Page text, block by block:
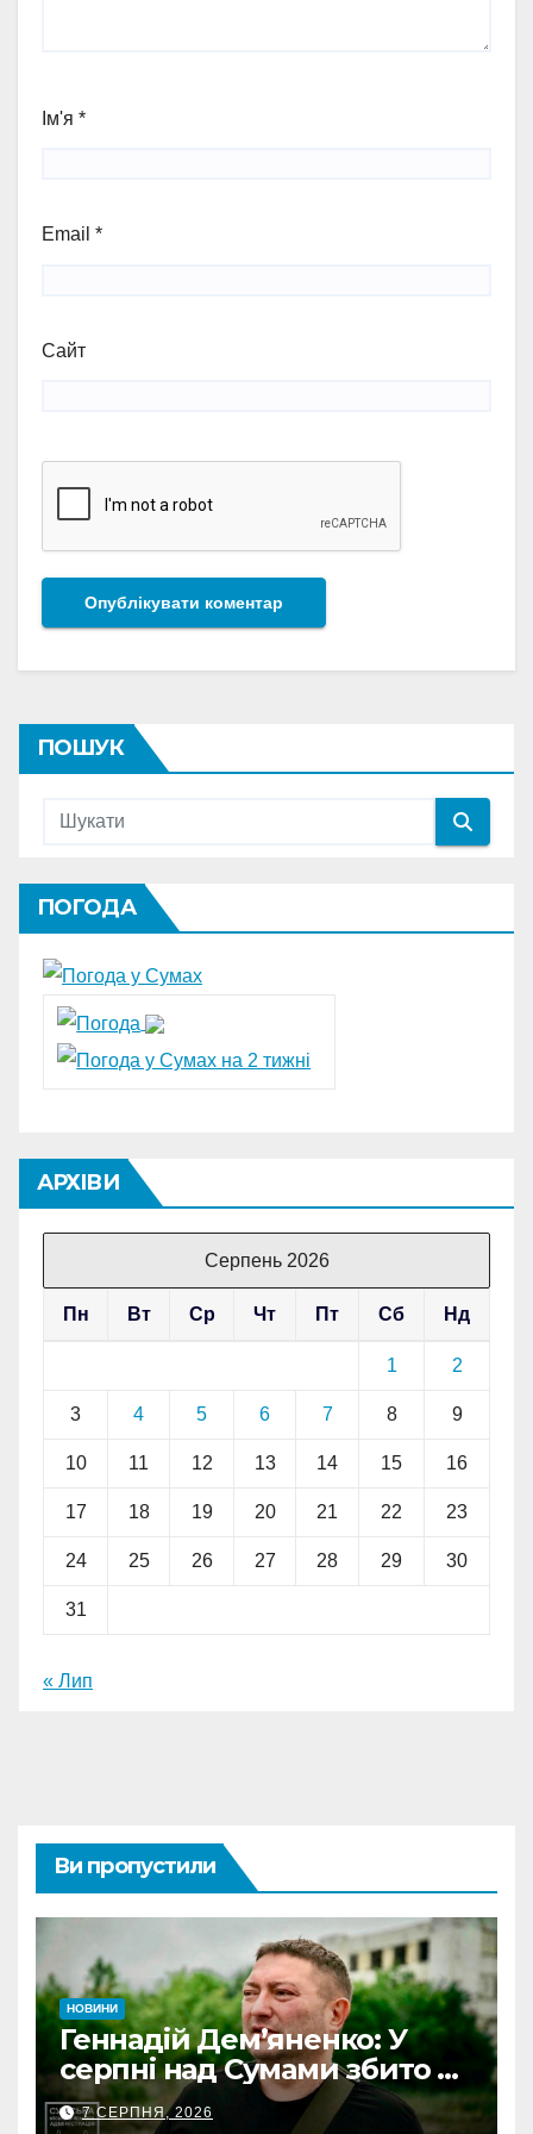
Ім'я *
Email *
Сайт
ПОШУК
ПОГОДА
АРХІВИ
Серпень 2026
Пн Вт Ср Чт Пт Сб Нд
1 2
3 4 5 6 7 8 9
10 11 12 13 14 15 16
17 18 19 20 21 22 23
24 25 26 27 28 29 30
31
« Лип
Ви пропустили
НОВИНИ
Геннадій Дем’яненко: У
серпні над Сумами збито 6
КАБів
7 СЕРПНЯ, 2026